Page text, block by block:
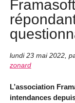
lundi 23 mai 2022
zonard
L’association
intendances